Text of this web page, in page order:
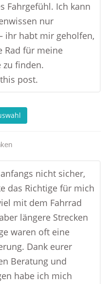
Fahrgefühl. Ich kann
nur
ihr habt mir geholfen,
Rad für meine
zu finden.
post.
nicht sicher,
das Richtige für mich
mit dem Fahrrad
längere Strecken
waren oft eine
Dank eurer
Beratung und
habe ich mich